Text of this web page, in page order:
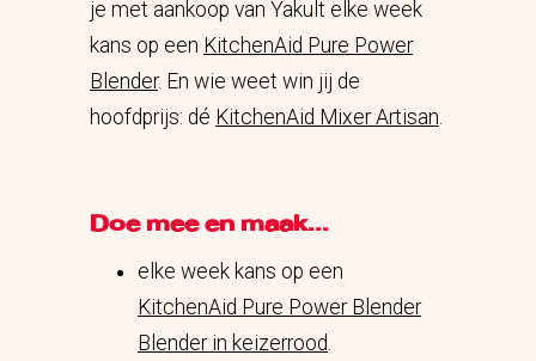
je met aankoop van Yakult elke week
kans op een KitchenAid Pure Power
Blender. En wie weet win jij de
hoofdprijs: dé KitchenAid Mixer Artisan.
Doe mee en maak...
elke week kans op een
KitchenAid Pure Power Blender
Blender in keizerrood.